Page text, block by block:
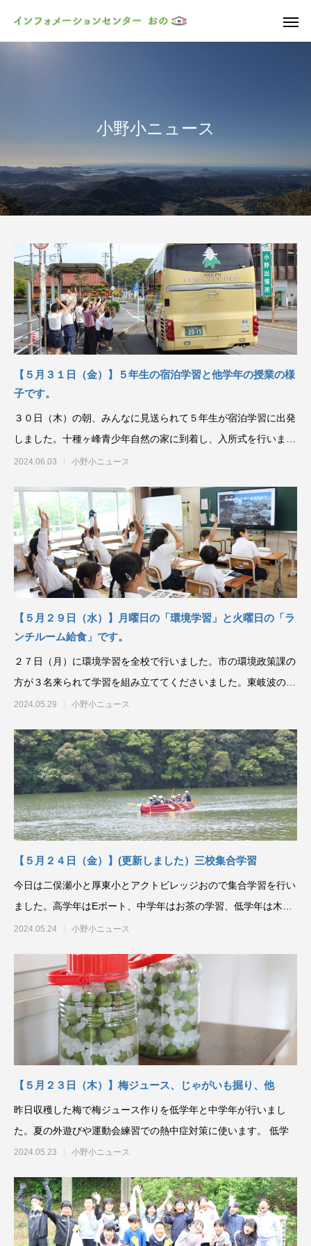
小野小ニュース
【５月３１日（金）】５年生の宿泊学習と他学年の授業の様
子です。
３０日（木）の朝、みんなに見送られて５年生が宿泊学習に出発
しました。十種ヶ峰青少年自然の家に到着し、入所式を行いまし
た。
2024.06.03 小野小ニュース
【５月２９日（水）】月曜日の「環境学習」と火曜日の「ラ
ンチルーム給食」です。
２７日（月）に環境学習を全校で行いました。市の環境政策課の
方が３名来られて学習を組み立ててくださいました。東岐波の海
岸の砂をとってき
2024.05.29 小野小ニュース
【５月２４日（金）】(更新しました）三校集合学習
今日は二俣瀬小と厚東小とアクトビレッジおので集合学習を行い
ました。高学年はEボート、中学年はお茶の学習、低学年は木工
クラフトとネイチャーゲー
2024.05.24 小野小ニュース
【５月２３日（木）】梅ジュース、じゃがいも掘り、他
昨日収穫した梅で梅ジュース作りを低学年と中学年が行いまし
た。夏の外遊びや運動会練習での熱中症対策に使います。 低学
2024.05.23 小野小ニュース